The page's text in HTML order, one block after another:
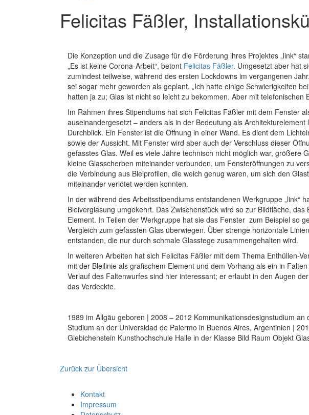
Felicitas Fäßler,
Die Konzeption und die Zusage für die Förderung ihres Projektes „link“
„Es ist keine Corona-Arbeit“, betont Felicitas Fäßler. Umgesetzt aber hat
zumindest teilweise, während des ersten Lockdowns im vergangenen
sei sogar mehr geworden als geplant. „Ich hatte einige Schwierigkeiten
hatten ja zu; Glas ist nicht so leicht zu bekommen. Aber mit telefonischen
Im Rahmen ihres Stipendiums hat sich Felicitas Fäßler mit dem Fenster
auseinandergesetzt – anders als in der Bedeutung als
Durchblick. Ein Fenster ist die Öffnung in einer Wand. Es dient dem
sowie der Aussicht. Mit Fenster wird aber auch der Verschluss dieser
gefasstes Glas. Weil es viele Jahre technisch nicht möglich war, größere
kleine Glasscherben miteinander verbunden, um Fensteröffnungen zu
die Verbindung aus Bleiprofilen, die weich genug waren, um sich den
miteinander verlötet werden konnten.
In der während des Arbeitsstipendiums entstandenen Werkgruppe „link“
Bleiverglasung umgekehrt. Das Zwischenstück wird so zur Bildfläche, das
Element. In Teilen der Werkgruppe hat sie das Fenster zum Beispiel so
Vergleich zum gefassten Glas überwiegen. Über strenge horizontale
entstanden, die nur durch schmale Glasstege zusammengehalten wird.
In weiteren Arbeiten hat sich Felicitas Fäßler mit dem Thema Enthüllen-
mit der Bleilinie als grafischem Element und dem Vorhang als ein in
Verlauf des Faltenwurfes sind hier interessant; er erlaubt in den Augen
das Verdeckte.
1989 im Allgäu geboren | 2008 – 2012 Kommunikationsdesignstudium an
Studium an der Universidad de Palermo in Buenos Aires, Argentinien |
Giebichenstein Kunsthochschule Halle in der Klasse Bild Raum Objekt
Zurück zur Übersicht
Kontakt
Impressum